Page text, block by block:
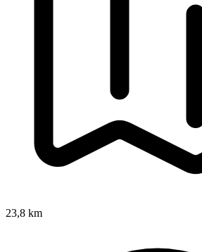
23,8 km